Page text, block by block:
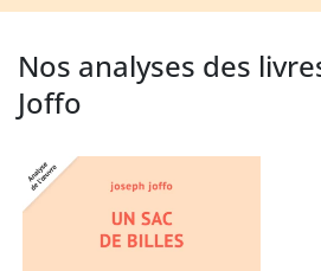
Nos analyses des
Joffo